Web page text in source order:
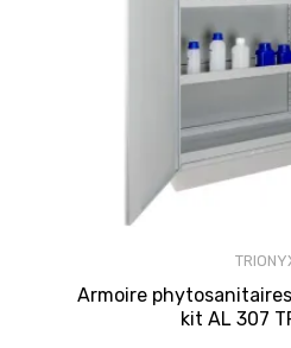
Armoire
kit AL 307